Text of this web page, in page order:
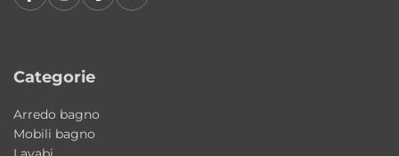
pulire
• Ø30xH15 cm
Categorie
Arredo bagno
Mobili bagno